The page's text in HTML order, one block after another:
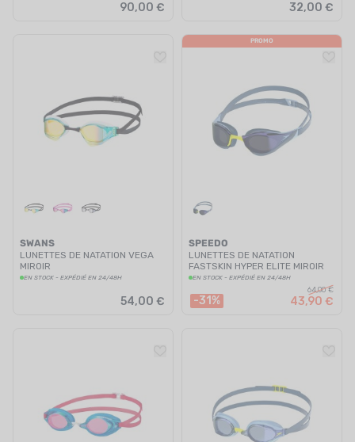
90,00 € 32,00 €
SWANS
LUNETTES DE NATATION VEGA
MIROIR
EN STOCK - EXPÉDIÉ EN 24/48H
54,00 €
PROMO
SPEEDO
LUNETTES DE NATATION
FASTSKIN HYPER ELITE MIROIR
EN STOCK - EXPÉDIÉ EN 24/48H
-31%
64,00 €
43,90 €